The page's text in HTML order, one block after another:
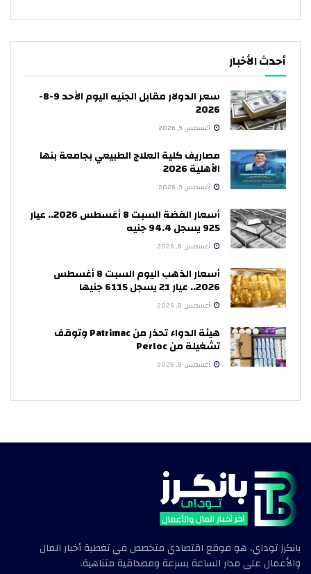
أحدث الأخبار
سعر الدولار مقابل الجنيه اليوم الأحد 9-8-
2026
أغسطس 9, 2026
مصاريف كلية العلاج الطبيعي بجامعة بنها
الأهلية 2026
أغسطس 9, 2026
أسعار الفضة السبت 8 أغسطس 2026.. عيار
925 يسجل 94.4 جنيه
أغسطس 8, 2026
أسعار الذهب اليوم السبت 8 أغسطس
2026.. عيار 21 يسجل 6115 جنيها
أغسطس 8, 2026
هيئة الدواء تحذر من Patrimac وتوقف
تشغيلة من Perloc
أغسطس 8, 2026
بانكرز توداي، هو موقع اقتصادي متخصص في تغطية أخبار المال
والأعمال على مدار الساعة بسرعة ومصداقية متناهية.